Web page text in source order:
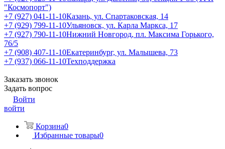
"Космопорт")
+7 (927) 041-11-10Казань, ул. Спартаковская, 14
+7 (929) 799-11-10Ульяновск, ул. Карла Маркса, 17
+7 (927) 790-11-10Нижний Новгород, пл. Максима Горького,
76/5
+7 (908) 407-11-10Екатеринбург, ул. Малышева, 73
+7 (937) 066-11-10Техподдержка
Заказать звонок
Задать вопрос
Войти
войти
Корзина0
Избранные товары0